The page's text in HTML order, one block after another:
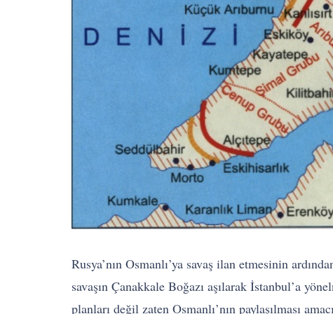
Rusya’nın Osmanlı’ya savaş ilan etmesinin
savaşın Çanakkale Boğazı aşılarak İstanbul’a
planları değil zaten Osmanlı’nın paylaşılması